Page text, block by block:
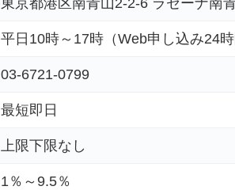
平日10時～17時（Web申し込み24時
03-6721-0799
最短即日
上限下限なし
1％～9.5％